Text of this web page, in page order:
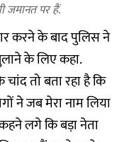
जमानत पर हैं.
करने के बाद पुलिस ने
के लिए कहा.
तो बता रहा है कि
ने जब मेरा नाम लिया
लगे कि बड़ा नेता